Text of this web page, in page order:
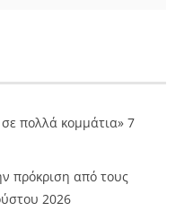
πολλά κομμάτια» 7
πρόκριση από τους
2026